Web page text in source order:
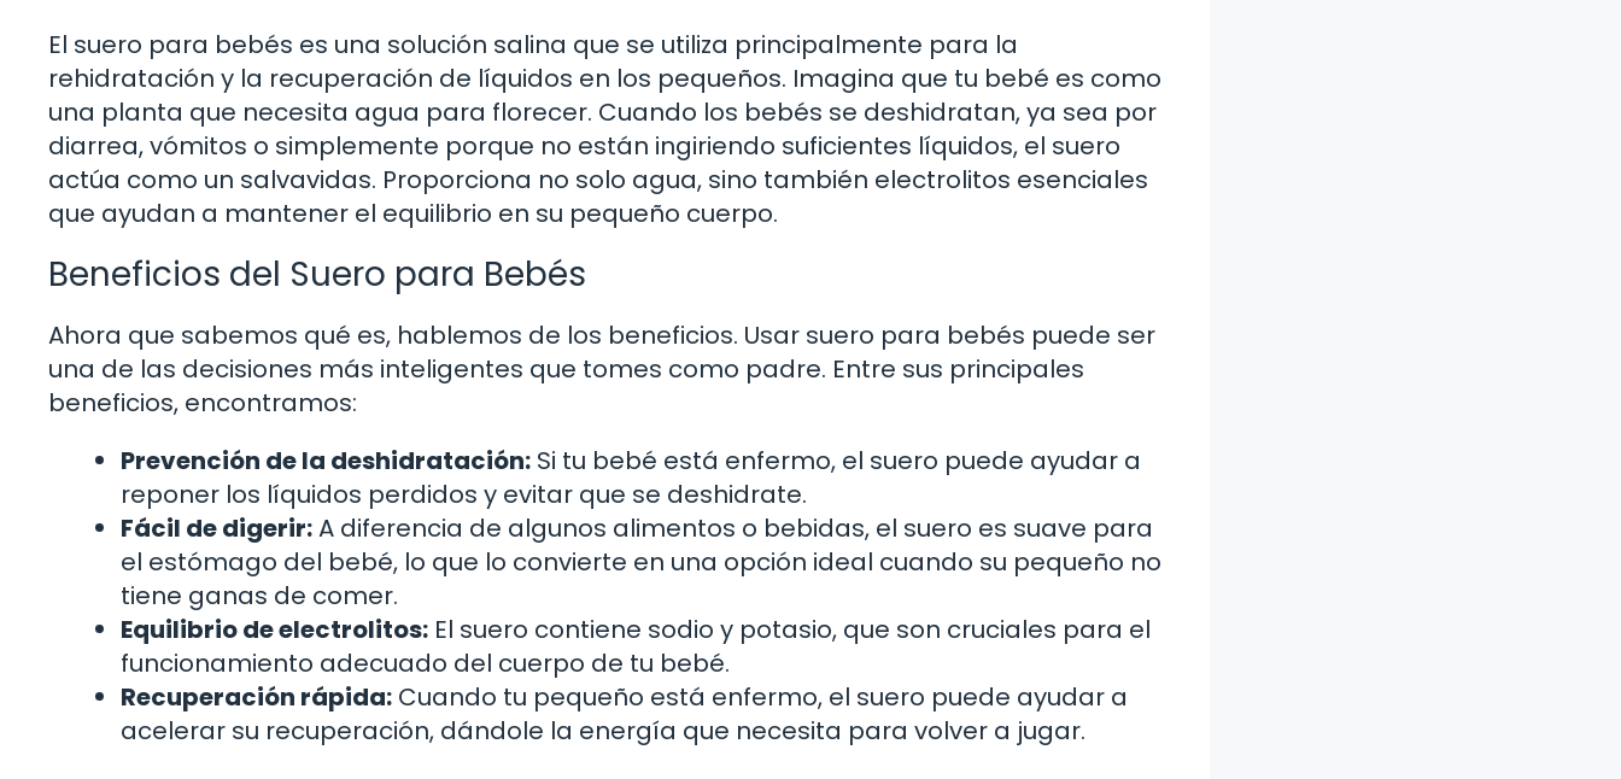
El suero para bebés es una solución salina que se utiliza principalmente para la
rehidratación y la recuperación de líquidos en los pequeños. Imagina que tu bebé es como
una planta que necesita agua para florecer. Cuando los bebés se deshidratan, ya sea por
diarrea, vómitos o simplemente porque no están ingiriendo suficientes líquidos, el suero
actúa como un salvavidas. Proporciona no solo agua, sino también electrolitos esenciales
que ayudan a mantener el equilibrio en su pequeño cuerpo.
Beneficios del Suero para Bebés
Ahora que sabemos qué es, hablemos de los beneficios. Usar suero para bebés puede ser
una de las decisiones más inteligentes que tomes como padre. Entre sus principales
beneficios, encontramos:
Prevención de la deshidratación: Si tu bebé está enfermo, el suero puede ayudar a
reponer los líquidos perdidos y evitar que se deshidrate.
Fácil de digerir:A diferencia de algunos alimentos o bebidas, el suero es suave para
el estómago del bebé, lo que lo convierte en una opción ideal cuando su pequeño no
tiene ganas de comer.
Equilibrio de electrolitos: El suero contiene sodio y potasio, que son cruciales para el
funcionamiento adecuado del cuerpo de tu bebé.
Recuperación rápida: Cuando tu pequeño está enfermo, el suero puede ayudar a
acelerar su recuperación, dándole la energía que necesita para volver a jugar.